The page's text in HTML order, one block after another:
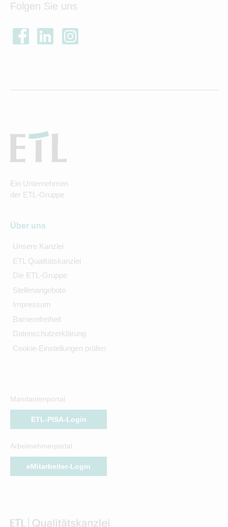
Folgen Sie uns
Ein Unternehmen
der ETL-Gruppe
Über uns
Unsere Kanzlei
ETL Qualitätskanzlei
Die ETL-Gruppe
Stellenangebote
Impressum
Barrierefreiheit
Datenschutzerklärung
Cookie-Einstellungen prüfen
Mandantenportal
ETL-PISA-Login
Arbeitnehmerportal
eMitarbeiter-Login